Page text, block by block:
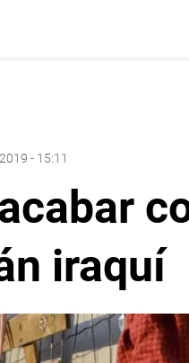
- 15:11
iraquí